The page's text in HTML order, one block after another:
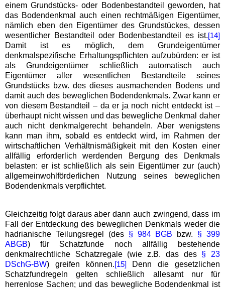
einem Grundstücks- oder Bodenbestandteil geworden, hat
das Bodendenkmal auch einen rechtmäßigen Eigentümer,
nämlich eben den Eigentümer des Grundstückes, dessen
wesentlicher Bestandteil oder Bodenbestandteil es ist.[14]
Damit ist es möglich, dem Grundeigentümer
denkmalspezifische Erhaltungspflichten aufzubürden: er ist
als Grundeigentümer schließlich automatisch auch
Eigentümer aller wesentlichen Bestandteile seines
Grundstücks bzw. des dieses ausmachenden Bodens und
damit auch des beweglichen Bodendenkmals. Zwar kann er
von diesem Bestandteil – da er ja noch nicht entdeckt ist –
überhaupt nicht wissen und das bewegliche Denkmal daher
auch nicht denkmalgerecht behandeln. Aber wenigstens
kann man ihm, sobald es entdeckt wird, im Rahmen der
wirtschaftlichen Verhältnismäßigkeit mit den Kosten einer
allfällig erforderlich werdenden Bergung des Denkmals
belasten: er ist schließlich als sein Eigentümer zur (auch)
allgemeinwohlförderlichen Nutzung seines beweglichen
Bodendenkmals verpflichtet.
Gleichzeitig folgt daraus aber dann auch zwingend, dass im
Fall der Entdeckung des beweglichen Denkmals weder die
hadrianische Teilungsregel (des § 984 BGB bzw. § 399
ABGB) für Schatzfunde noch allfällig bestehende
denkmalrechtliche Schatzregale (wie z.B. das des § 23
DSchG-BW) greifen können.[15]Denn die gesetzlichen
Schatzfundregeln gelten schließlich allesamt nur für
herrenlose Sachen; und das bewegliche Bodendenkmal ist